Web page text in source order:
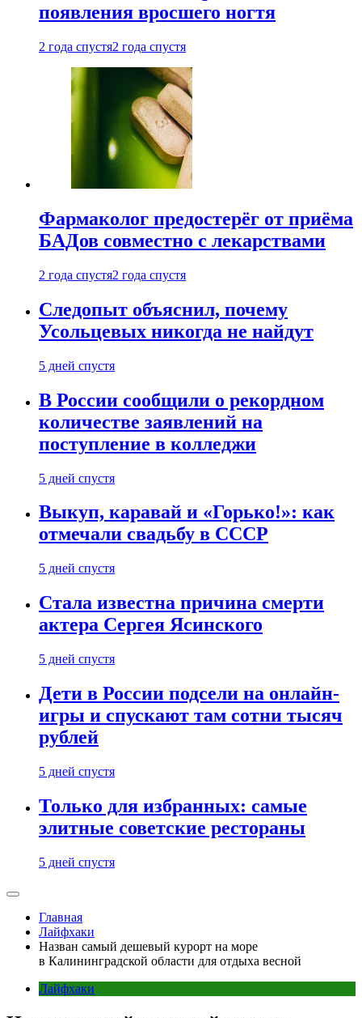
появления вросшего ногтя
2 года спустя2 года спустя
Фармаколог предостерёг от приёма
БАДов совместно с лекарствами
2 года спустя2 года спустя
Следопыт объяснил, почему
Усольцевых никогда не найдут
5 дней спустя
В России сообщили о рекордном
количестве заявлений на
поступление в колледжи
5 дней спустя
Выкуп, каравай и «Горько!»: как
отмечали свадьбу в СССР
5 дней спустя
Стала известна причина смерти
актера Сергея Ясинского
5 дней спустя
Дети в России подсели на онлайн-
игры и спускают там сотни тысяч
рублей
5 дней спустя
Только для избранных: самые
элитные советские рестораны
5 дней спустя
Главная
Лайфхаки
Назван самый дешевый курорт на море
в Калининградской области для отдыха весной
Лайфхаки